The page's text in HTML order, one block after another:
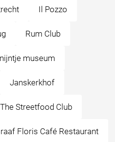
Il Pozzo
Rum Club
nijntje museum
Janskerkhof
The Streetfood Club
Floris Café Restaurant